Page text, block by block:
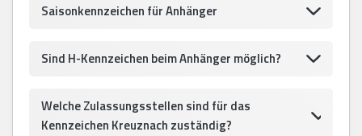
Saisonkennzeichen für Anhänger
Sind H-Kennzeichen beim Anhänger möglich?
Welche Zulassungsstellen sind für das
Kennzeichen Kreuznach zuständig?